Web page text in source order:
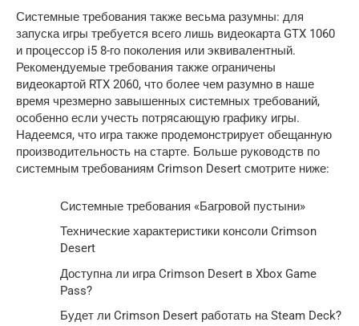
Системные требования также весьма разумны: для
запуска игры требуется всего лишь видеокарта GTX 1060
и процессор i5 8-го поколения или эквивалентный.
Рекомендуемые требования также ограничены
видеокартой RTX 2060, что более чем разумно в наше
время чрезмерно завышенных системных требований,
особенно если учесть потрясающую графику игры.
Надеемся, что игра также продемонстрирует обещанную
производительность на старте. Больше руководств по
системным требованиям Crimson Desert смотрите ниже:
Системные требования «Багровой пустыни»
Технические характеристики консоли Crimson
Desert
Доступна ли игра Crimson Desert в Xbox Game
Pass?
Будет ли Crimson Desert работать на Steam Deck?